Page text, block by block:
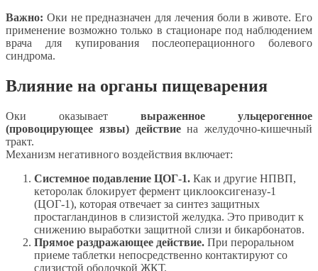
Важно: Оки не предназначен для лечения боли в животе. Его
применение возможно только в стационаре под наблюдением
врача для купирования послеоперационного болевого
синдрома.
Влияние на органы пищеварения
Оки оказывает выраженное ульцерогенное
(провоцирующее язвы) действиена желудочно-кишечный
тракт.
Механизм негативного воздействия включает:
Системное подавление ЦОГ-1. Как и другие НПВП,
кеторолак блокирует фермент циклооксигеназу-1
(ЦОГ-1), которая отвечает за синтез защитных
простагландинов в слизистой желудка. Это приводит к
снижению выработки защитной слизи и бикарбонатов.
Прямое раздражающее действие. При пероральном
приеме таблетки непосредственно контактируют со
слизистой оболочкой ЖКТ.